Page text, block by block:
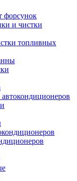
форсунок
и чистки
топливных